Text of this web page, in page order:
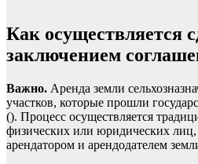
Как осуществляется
заключением
Важно. Аренда земли
участков, которые прошли
(). Процесс осуществляется
физических или юридических
арендатором и арендодателем